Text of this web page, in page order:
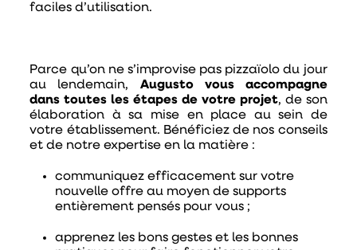
faciles d’utilisation.
Parce qu’on ne s’improvise pas pizzaïolo du jour
au lendemain, Augusto vous accompagne
dans toutes les étapes de votre projet, de son
élaboration à sa mise en place au sein de
votre établissement. Bénéficiez de nos conseils
et de notre expertise en la matière :
communiquez efficacement sur votre
nouvelle offre au moyen de supports
entièrement pensés pour vous ;
apprenez les bons gestes et les bonnes